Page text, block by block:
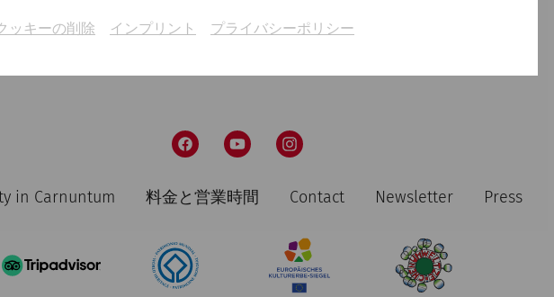
ッキーの削除 インプリント プライバシーポリシー
in Carnuntum 料金と営業時間 Contact Newsletter Press